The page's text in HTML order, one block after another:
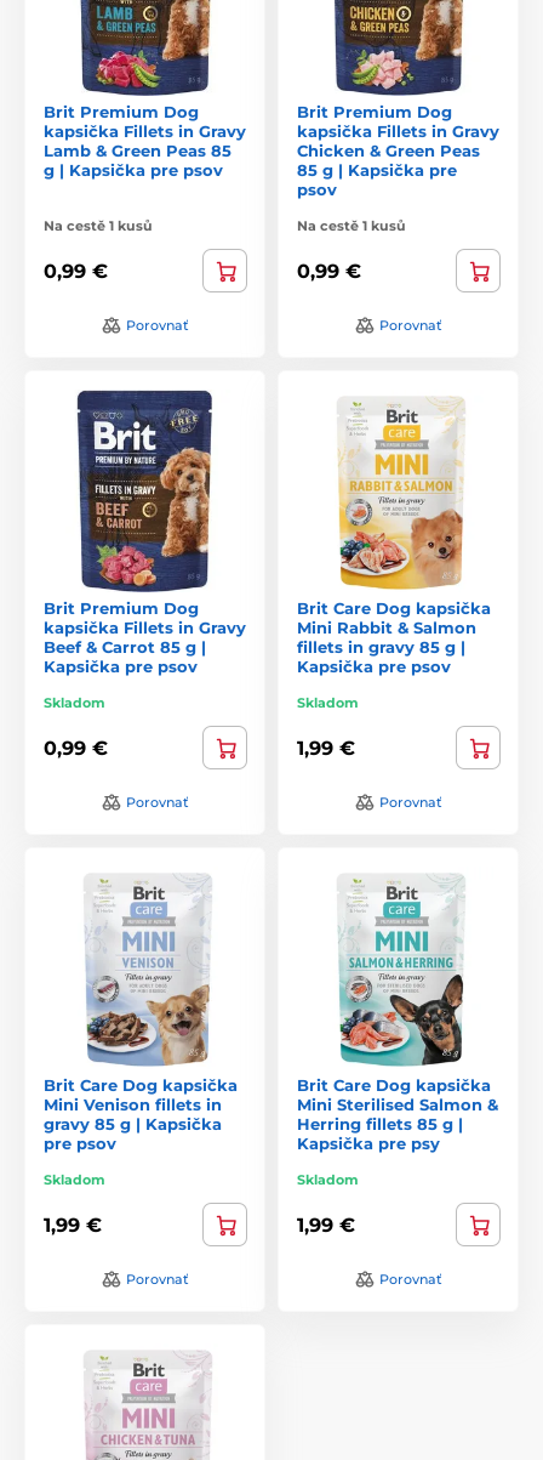
Brit Premium Dog
kapsička Fillets in Gravy
Lamb & Green Peas 85
g | Kapsička pre psov
Na cestě 1 kusů
0,99 €
Porovnať
Brit Premium Dog
kapsička Fillets in Gravy
Chicken & Green Peas
85 g | Kapsička pre
psov
Na cestě 1 kusů
0,99 €
Porovnať
Brit Premium Dog
kapsička Fillets in Gravy
Beef & Carrot 85 g |
Kapsička pre psov
Skladom
0,99 €
Porovnať
Brit Care Dog kapsička
Mini Rabbit & Salmon
fillets in gravy 85 g |
Kapsička pre psov
Skladom
1,99 €
Porovnať
Brit Care Dog kapsička
Mini Venison fillets in
gravy 85 g | Kapsička
pre psov
Skladom
1,99 €
Porovnať
Brit Care Dog kapsička
Mini Sterilised Salmon &
Herring fillets 85 g |
Kapsička pre psy
Skladom
1,99 €
Porovnať